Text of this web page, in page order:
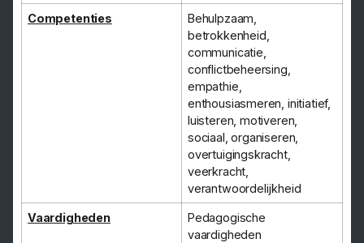
Competenties
Behulpzaam,
betrokkenheid,
communicatie,
conflictbeheersing,
empathie,
enthousiasmeren, initiatief,
luisteren, motiveren,
sociaal, organiseren,
overtuigingskracht,
veerkracht,
verantwoordelijkheid
Vaardigheden
Pedagogische
vaardigheden